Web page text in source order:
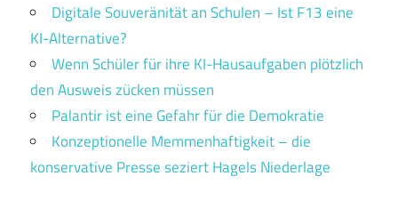
Digitale Souveränität an Schulen – Ist F13 eine
KI-Alternative?
Wenn Schüler für ihre KI-Hausaufgaben plötzlich
den Ausweis zücken müssen
Palantir ist eine Gefahr für die Demokratie
Konzeptionelle Memmenhaftigkeit – die
konservative Presse seziert Hagels Niederlage